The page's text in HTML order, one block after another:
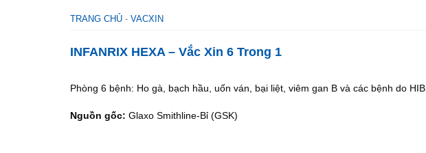
TRANG CHỦ - VACXIN
INFANRIX HEXA – Vắc Xin 6 Trong 1
Phòng 6 bệnh: Ho gà, bạch hầu, uốn ván, bại liệt, viêm gan B và các bệnh do HIB
Nguồn gốc: Glaxo Smithline-Bỉ (GSK)